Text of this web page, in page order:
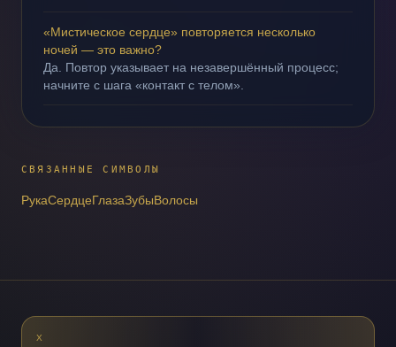
«Мистическое сердце» повторяется несколько
ночей — это важно?
Да. Повтор указывает на незавершённый процесс;
начните с шага «контакт с телом».
СВЯЗАННЫЕ СИМВОЛЫ
РукаСердцеГлазаЗубыВолосы
X